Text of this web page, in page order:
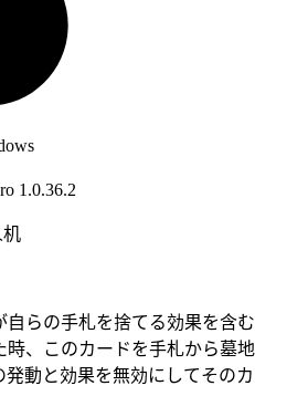
1.0.36.2
机
自らの手札を捨てる効果を含む
時、このカードを手札から墓地
発動と効果を無効にしてそのカ